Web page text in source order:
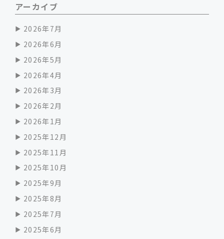
アーカイブ
2026年7月
2026年6月
2026年5月
2026年4月
2026年3月
2026年2月
2026年1月
2025年12月
2025年11月
2025年10月
2025年9月
2025年8月
2025年7月
2025年6月